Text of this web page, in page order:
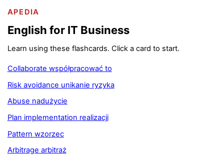
APEDIA
English for IT Business
Learn using these flashcards. Click a card to start.
Collaborate współpracować to
Risk avoidance unikanie ryzyka
Abuse nadużycie
Plan implementation realizacji
Pattern wzorzec
Arbitrage arbitraż